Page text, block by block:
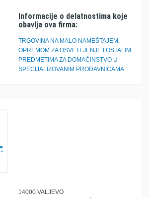
Informacije o delatnostima koje
obavlja ova firma:
TRGOVINA NA MALO NAMEŠTAJEM,
OPREMOM ZA OSVETLJENJE I OSTALIM
PREDMETIMA ZA DOMAĆINSTVO U
SPECIJALIZOVANIM PRODAVNICAMA
14000 VALJEVO